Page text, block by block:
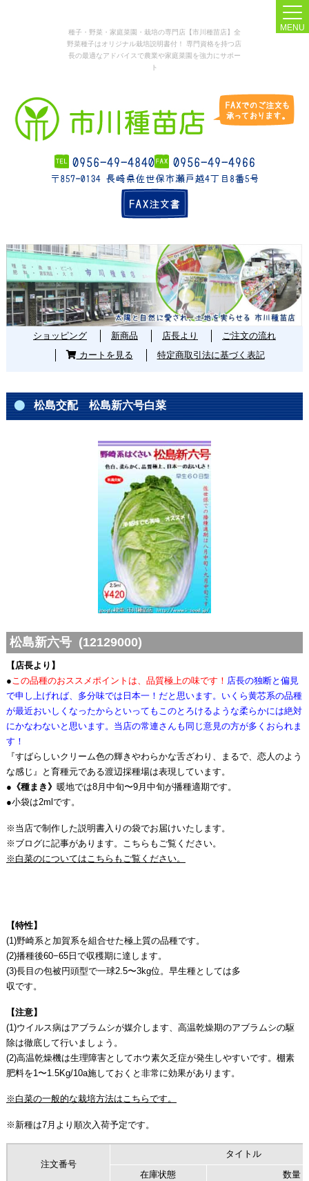
種子・野菜・家庭菜園・栽培の専門店【市川種苗店】全
野菜種子はオリジナル栽培説明書付！ 専門資格を持つ店
長の最適なアドバイスで農業や家庭菜園を強力にサポー
ト
MENU
ショッピング 新商品 店長より
ご注文の流れ
カートを見る
特定商取引法に基づく表記
松島交配 松島新六号白菜
松島新六号 (12129000)
【店長より】
●この品種のおススメポイントは、品質極上の味です！ 店長の独断と偏見
で申し上げれば、多分味では日本一！だと思います。いくら黄芯系の品種
が最近おいしくなったからといってもこのとろけるような柔らかには絶対
にかなわないと思います。当店の常連さんも同じ意見の方が多くおられま
す！
『すばらしいクリーム色の輝きやわらかな舌ざわり、まるで、恋人のよう
な感じ』と育種元である渡辺採種場は表現しています。
● 《種まき》 暖地では8月中旬〜9月中旬が播種適期です。
●小袋は2mlです。
※当店で制作した説明書入りの袋でお届けいたします。
※ブログに記事があります。こちらもご覧ください。
※白菜のについてはこちらもご覧ください。
【特性】
(1)野崎系と加賀系を組合せた極上質の品種です。
(2)播種後60−65日で収穫期に達します。
(3)長目の包被円頭型で一球2.5〜3kg位。早生種としては多
収です。
【注意】
(1)ウイルス病はアブラムシが媒介します、高温乾燥期のアブラムシの駆
除は徹底して行いましょう。
(2)高温乾燥機は生理障害としてホウ素欠乏症が発生しやすいです。棚素
肥料を1〜1.5Kg/10a施しておくと非常に効果があります。
※白菜の一般的な栽培方法はこちらです。
※新種は7月より順次入荷予定です。
注文番号
タイトル
在庫状態
数量